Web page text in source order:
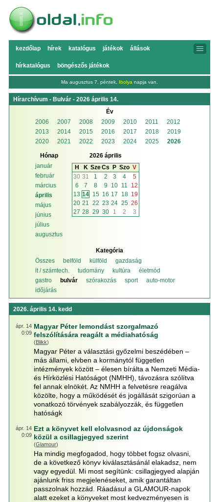
kezdőlap hírek katalógus játékok állások
hírkatalógus böngészős játékok
Ma augusztus 7, péntek, Ibolya napja van.
Hírarchívum - Bulvár - 2026 április 14.
Év
2006
2007 2008 2009 2010 2011
2012
2013
2014 2015 2016 2017 2018
2019
2020
2021 2022 2023 2024 2025 2026
Hónap
január
február
március
április
május
június
július
augusztus
2026 április
H
K SzeCs P Szo V
30 31 1 2 3 4
5
6
7 8 9 10 11
12
13 14 15 16 17 18 19
20 21 22 23 24 25 26
27 28 29 30 1 2 3
Kategória
Összes
belföld külföld
gazdaság
it / számtech.
tudomány kultúra
életmód
gastro
bulvár szórakozás sport
auto-motor
időjárás
2026. április 14. kedd
ápr. 14
0:09
Magyar Péter lemondást szorgalmazó
felszólítására reagált a médiahatóság
(Blikk)
Magyar Péter a választási győzelmi beszédében –
más állami, elvben a kormánytól független
intézmények között – élesen bírálta a Nemzeti Média-
és Hírközlési Hatóságot (NMHH), távozásra szólítva
fel annak elnökét. Az NMHH a felvetésre reagálva
közölte, hogy a működését és jogállását szigorúan a
vonatkozó törvények szabályozzák, és független
hatóságk
ápr. 14
0:09
Ezt a könyvet kell elolvasnod az újdonságok
közül a csillagjegyed szerint
(Glamour)
Ha mindig megfogadod, hogy többet fogsz olvasni,
de a következő könyv kiválasztásánál elakadsz, nem
vagy egyedül. Mi most segítünk: csillagjegyed alapján
ajánlunk friss megjelenéseket, amik garantáltan
passzolnak hozzád. Ráadásul a GLAMOUR-napok
alatt ezeket a könyveket most kedvezményesen is